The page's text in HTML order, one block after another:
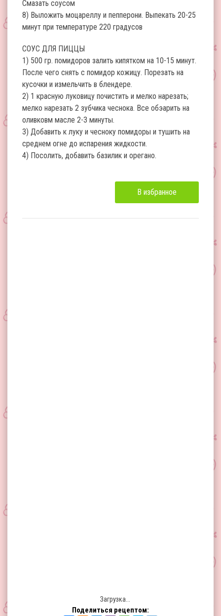
Смазать соусом
8) Выложить моцареллу и пепперони. Выпекать 20-25
минут при температуре 220 градусов
СОУС ДЛЯ ПИЦЦЫ
1) 500 гр. помидоров залить кипятком на 10-15 минут.
После чего снять с помидор кожицу. Порезать на
кусочки и измельчить в блендере.
2) 1 красную луковицу почистить и мелко нарезать;
мелко нарезать 2 зубчика чеснока. Все обэарить на
оливковм масле 2-3 минуты.
3) Добавить к луку и чесноку помидоры и тушить на
среднем огне до испарения жидкости.
4) Посолить, добавить базилик и орегано.
В избранное
Загрузка...
Поделиться рецептом: